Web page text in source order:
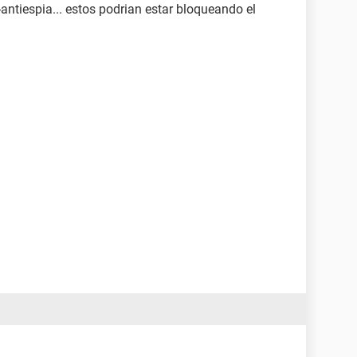
estos podrian estar bloqueando el